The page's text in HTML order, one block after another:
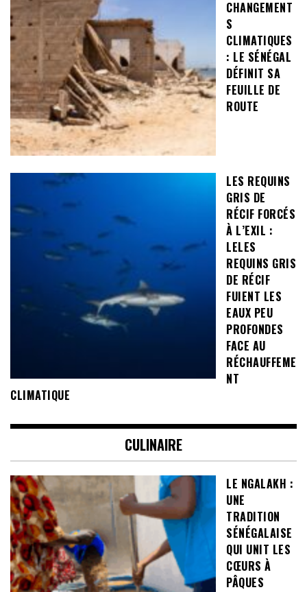
CHANGEMENT
S
CLIMATIQUES
: LE SÉNÉGAL
DÉFINIT SA
FEUILLE DE
ROUTE
LES REQUINS
GRIS DE
RÉCIF FORCÉS
À L’EXIL :
LELES
REQUINS GRIS
DE RÉCIF
FUIENT LES
EAUX PEU
PROFONDES
FACE AU
RÉCHAUFFEME
NT
CLIMATIQUE
CULINAIRE
LE NGALAKH :
UNE
TRADITION
SÉNÉGALAISE
QUI UNIT LES
CŒURS À
PÂQUES